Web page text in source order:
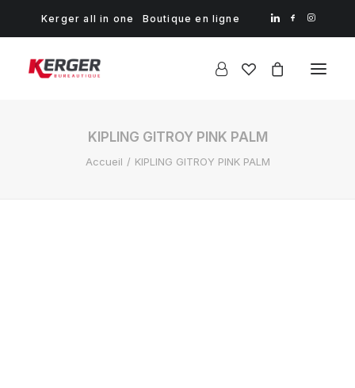
Kerger all in one Boutique en ligne
KIPLING GITROY PINK PALM
Accueil KIPLING GITROY PINK PALM